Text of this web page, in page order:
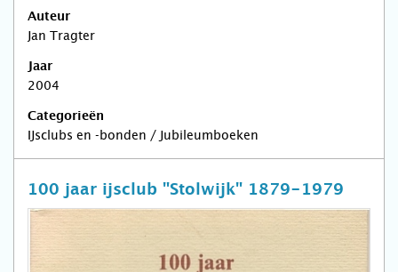
Auteur
Jan Tragter
Jaar
2004
Categorieën
IJsclubs en -bonden / Jubileumboeken
100 jaar ijsclub "Stolwijk" 1879-1979